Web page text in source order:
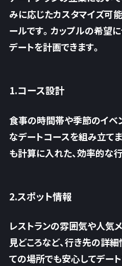
みに応じたカスタマイズ可
ールです。カップルの希望
デートを計画できます。
1.コース設計
食事の時間帯や季節のイベ
なデートコースを組み立て
も計算に入れた、効率的な
2.スポット情報
レストランの雰囲気や人気
見どころなど、行き先の詳
ての場所でも安心してデート